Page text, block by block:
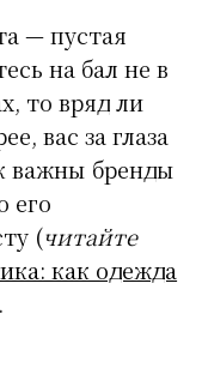
— пустая
на бал не в
то вряд ли
вас за глаза
важны бренды
его
(читайте
как одежда